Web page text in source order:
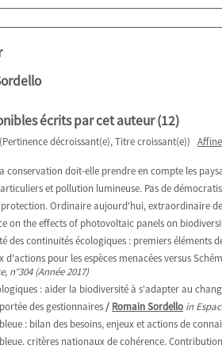
écrits par cet auteur (12)
(Pertinence décroissant(e), Titre croissant(e))
conservation doit-elle prendre en compte les
et pollution lumineuse. Pas de
Ordinaire aujourd'hui, extraordinaire
on the effects of photovoltaic panels on
des continuités écologiques : premiers éléments
d'actions pour les espèces menacées versus
n°304 (Année 2017)
: aider la biodiversité à s'adapter au
des gestionnaires/ Romain Sordello in
: bilan des besoins, enjeux et actions de
critères nationaux de cohérence.